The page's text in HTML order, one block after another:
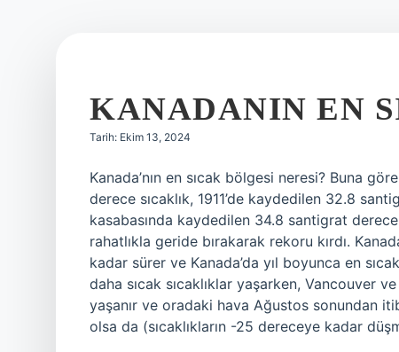
KANADANIN EN
Tarih: Ekim 13, 2024
Kanada’nın en sıcak bölgesi neresi? Buna
derece sıcaklık, 1911’de kaydedilen 32.8
kasabasında kaydedilen 34.8 santigrat
rahatlıkla geride bırakarak rekoru kırdı.
kadar sürer ve Kanada’da yıl boyunca en
daha sıcak sıcaklıklar yaşarken, Vancouver
yaşanır ve oradaki hava Ağustos sonundan
olsa da (sıcaklıkların -25 dereceye kadar